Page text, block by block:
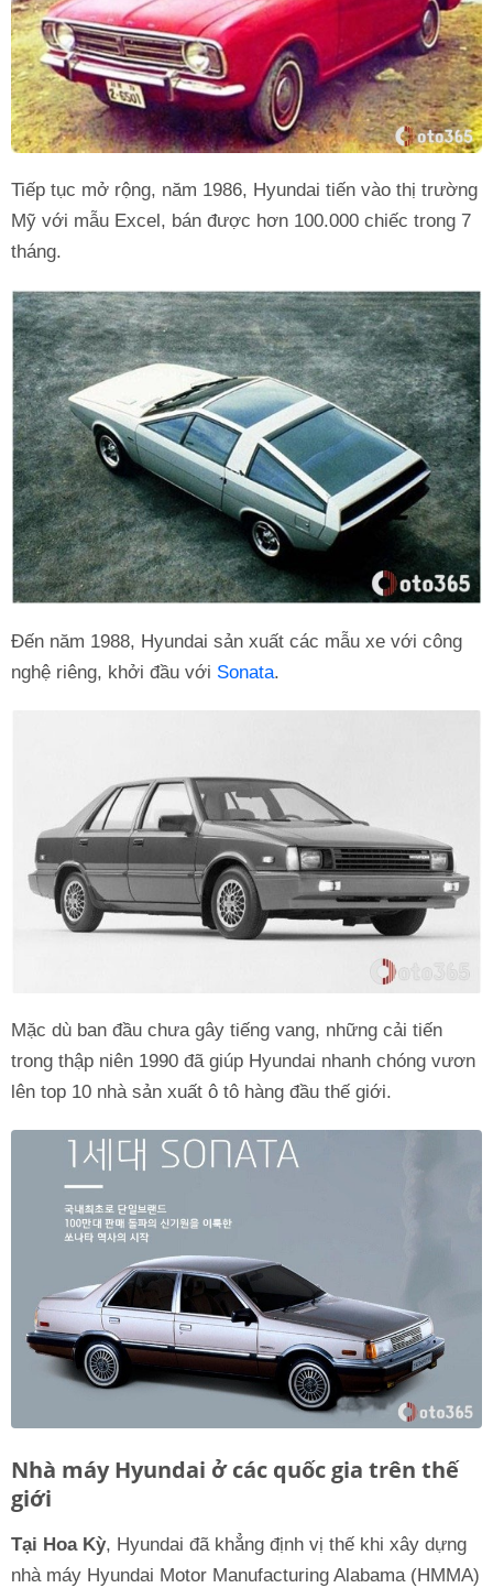
Tiếp tục mở rộng, năm 1986, Hyundai tiến vào thị trường
Mỹ với mẫu Excel, bán được hơn 100.000 chiếc trong 7
tháng.
Đến năm 1988, Hyundai sản xuất các mẫu xe với công
nghệ riêng, khởi đầu với Sonata.
Mặc dù ban đầu chưa gây tiếng vang, những cải tiến
trong thập niên 1990 đã giúp Hyundai nhanh chóng vươn
lên top 10 nhà sản xuất ô tô hàng đầu thế giới.
Nhà máy Hyundai ở các quốc gia trên thế
giới
Tại Hoa Kỳ, Hyundai đã khẳng định vị thế khi xây dựng
nhà máy Hyundai Motor Manufacturing Alabama (HMMA)